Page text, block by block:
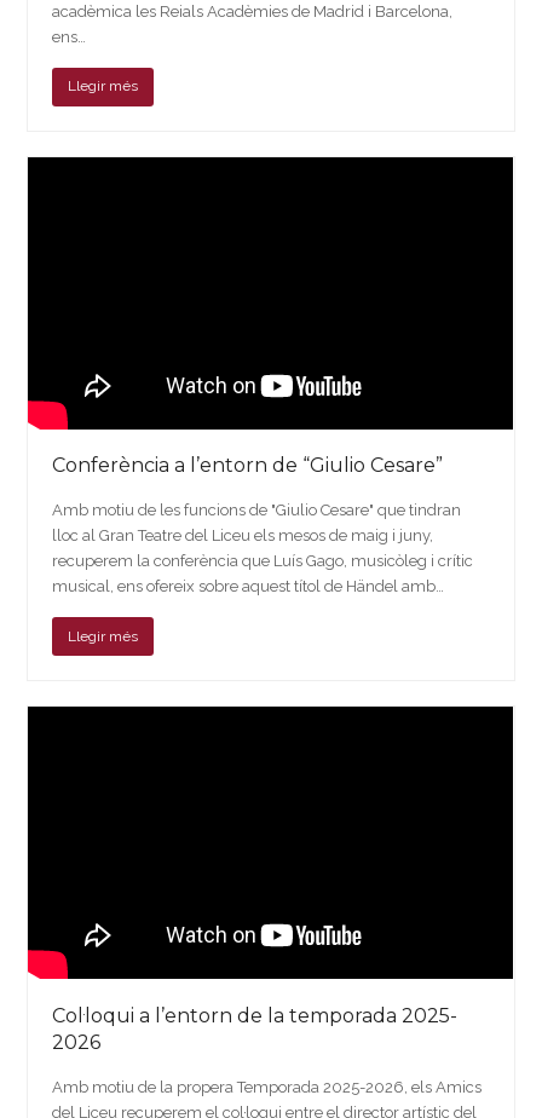
acadèmica les Reials Acadèmies de Madrid i Barcelona,
ens…
Llegir més
Conferència a l’entorn de “Giulio Cesare”
Amb motiu de les funcions de "Giulio Cesare" que tindran
lloc al Gran Teatre del Liceu els mesos de maig i juny,
recuperem la conferència que Luís Gago, musicòleg i crític
musical, ens ofereix sobre aquest títol de Händel amb…
Llegir més
Col·loqui a l’entorn de la temporada 2025-
2026
Amb motiu de la propera Temporada 2025-2026, els Amics
del Liceu recuperem el col·loqui entre el director artístic del